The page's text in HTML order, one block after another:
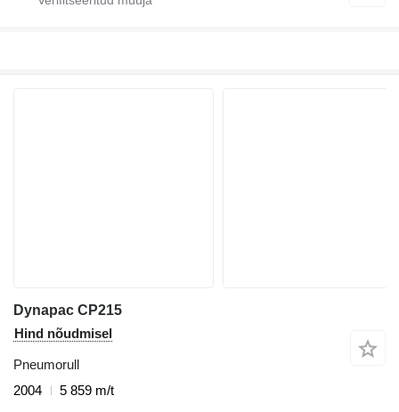
Dynapac CP215
Hind nõudmisel
Pneumorull
2004
5 859 m/t